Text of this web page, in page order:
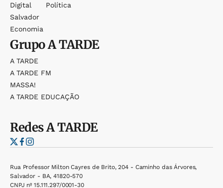
Digital
Salvador
Economia
Política
GrupoA TARDE
A TARDE
A TARDE FM
MASSA!
A TARDE EDUCAÇÃO
RedesA TARDE
Rua Professor Milton Cayres de Brito, 204 - Caminho das Árvores,
Salvador - BA, 41820-570
CNPJ nº 15.111.297/0001-30